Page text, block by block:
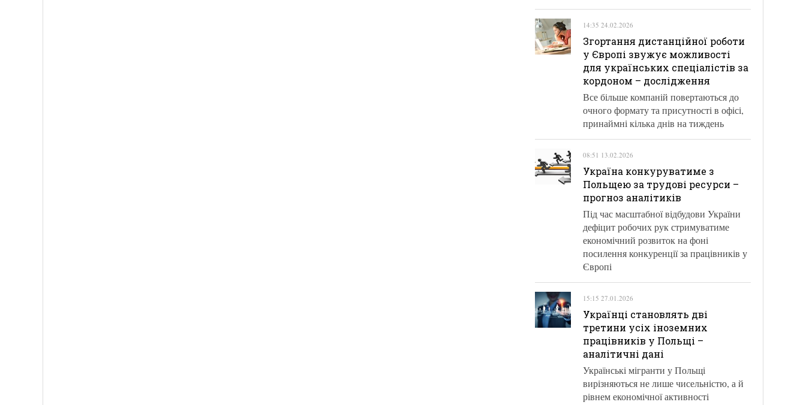
14:35 24.02.2026
Згортання дистанційної роботи
у Європі звужує можливості
для українських спеціалістів за
кордоном – дослідження
Все більше компаній повертаються до
очного формату та присутності в офісі,
принаймні кілька днів на тиждень
08:51 13.02.2026
Україна конкуруватиме з
Польщею за трудові ресурси –
прогноз аналітиків
Під час масштабної відбудови України
дефіцит робочих рук стримуватиме
економічний розвиток на фоні
посилення конкуренції за працівників у
Європі
15:15 27.01.2026
Українці становлять дві
третини усіх іноземних
працівників у Польщі –
аналітичні дані
Українські мігранти у Польщі
вирізняються не лише чисельністю, а й
рівнем економічної активності